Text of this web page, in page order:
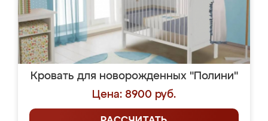
Кровать для новорожденных "Полини"
Цена: 8900 руб.